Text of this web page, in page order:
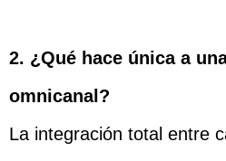
2. ¿Qué hace única a
omnicanal?
La integración total entre